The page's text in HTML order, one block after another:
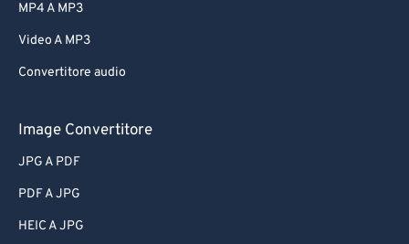
MP4 A MP3
Video A MP3
Convertitore audio
Image Convertitore
JPG A PDF
PDF A JPG
HEIC A JPG